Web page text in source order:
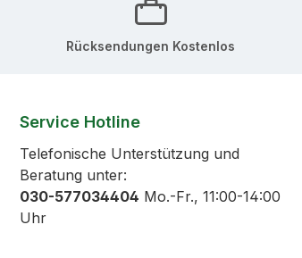
Rücksendungen Kostenlos
Service Hotline
Telefonische Unterstützung und
Beratung unter:
030-577034404 Mo.-Fr., 11:00-14:00
Uhr